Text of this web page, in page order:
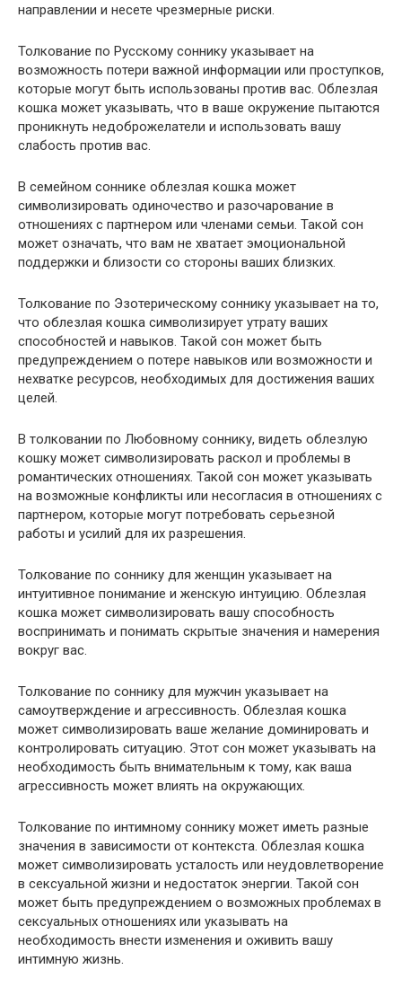
направлении и несете чрезмерные риски.
Толкование по Русскому соннику указывает на
возможность потери важной информации или проступков,
которые могут быть использованы против вас. Облезлая
кошка может указывать, что в ваше окружение пытаются
проникнуть недоброжелатели и использовать вашу
слабость против вас.
В семейном соннике облезлая кошка может
символизировать одиночество и разочарование в
отношениях с партнером или членами семьи. Такой сон
может означать, что вам не хватает эмоциональной
поддержки и близости со стороны ваших близких.
Толкование по Эзотерическому соннику указывает на то,
что облезлая кошка символизирует утрату ваших
способностей и навыков. Такой сон может быть
предупреждением о потере навыков или возможности и
нехватке ресурсов, необходимых для достижения ваших
целей.
В толковании по Любовному соннику, видеть облезлую
кошку может символизировать раскол и проблемы в
романтических отношениях. Такой сон может указывать
на возможные конфликты или несогласия в отношениях с
партнером, которые могут потребовать серьезной
работы и усилий для их разрешения.
Толкование по соннику для женщин указывает на
интуитивное понимание и женскую интуицию. Облезлая
кошка может символизировать вашу способность
воспринимать и понимать скрытые значения и намерения
вокруг вас.
Толкование по соннику для мужчин указывает на
самоутверждение и агрессивность. Облезлая кошка
может символизировать ваше желание доминировать и
контролировать ситуацию. Этот сон может указывать на
необходимость быть внимательным к тому, как ваша
агрессивность может влиять на окружающих.
Толкование по интимному соннику может иметь разные
значения в зависимости от контекста. Облезлая кошка
может символизировать усталость или неудовлетворение
в сексуальной жизни и недостаток энергии. Такой сон
может быть предупреждением о возможных проблемах в
сексуальных отношениях или указывать на
необходимость внести изменения и оживить вашу
интимную жизнь.